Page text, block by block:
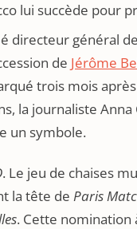
lui succède pour
directeur général
de Jérôme
trois mois
la journaliste
un symbole.
. Le jeu de chaises
la tête de Paris
. Cette nomination